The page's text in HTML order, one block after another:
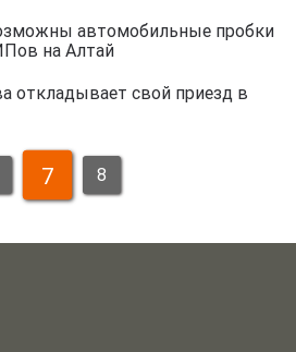
автомобильные пробки
на Алтай
откладывает свой приезд в
7 8